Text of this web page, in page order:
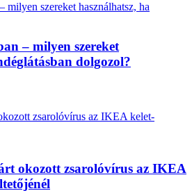
– milyen szereket
dolgozol?
okozott zsarolóvírus az IKEA